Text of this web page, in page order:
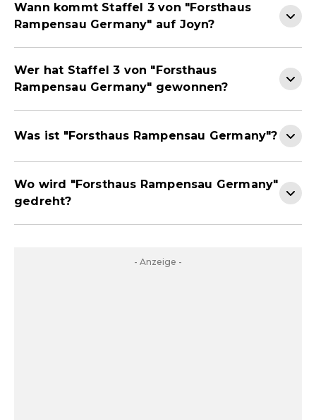
Wann kommt Staffel 3 von "Forsthaus
Rampensau Germany" auf Joyn?
Wer hat Staffel 3 von "Forsthaus
Rampensau Germany" gewonnen?
Was ist "Forsthaus Rampensau Germany"?
Wo wird "Forsthaus Rampensau Germany"
gedreht?
- Anzeige -